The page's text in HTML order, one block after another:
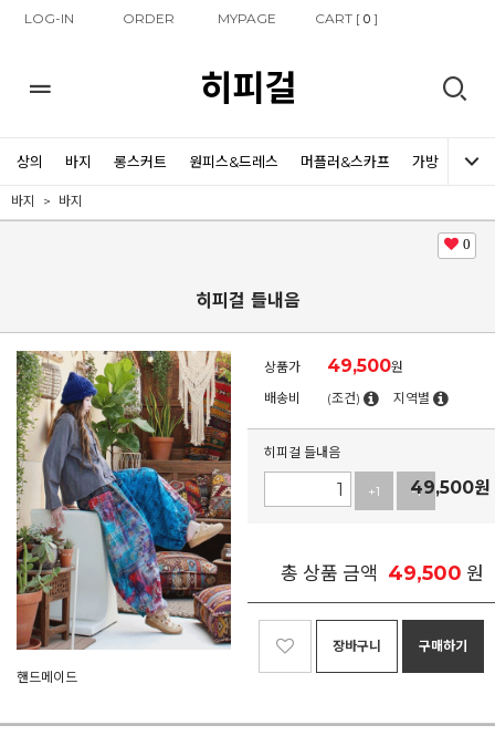
LOG-IN ORDER MYPAGE CART [0 ]
히피걸
상의 바지 롱스커트 원피스&드레스 머플러&스카프 가방 신발
바지 바지
0
히피걸 들내음
핸드메이드
상품가 49,500원
배송비
(조건) 지역별
히피걸 들내음
+1 -1
49,500원
총 상품 금액 49,500 원
장바구니 구매하기